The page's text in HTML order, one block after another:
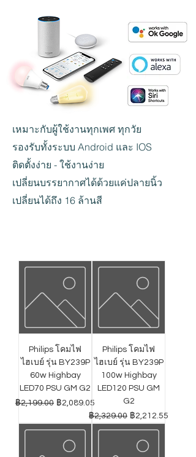
เหมาะกับผู้ใช้งานทุกเพศ ทุกวัย
รองรับทั้งระบบ Android และ IOS
ติดตั้งง่าย - ใช้งานง่าย
เปลี่ยนบรรยากาศได้ด้วยแค่ปลายนิ้ว
เปลี่ยนได้ถึง 16 ล้านสี
Philips โคมไฟ
ไฮเบย์ รุ่น BY239P
60w Highbay
LED70 PSU GM G2
ราคาปกติ
฿2,199.00 ราคาขายลด
฿2,089.05
Philips โคมไฟ
ไฮเบย์ รุ่น BY239P
100w Highbay
LED120 PSU GM
G2
ราคาปกติ
฿2,329.00 ราคาขายลด
฿2,212.55